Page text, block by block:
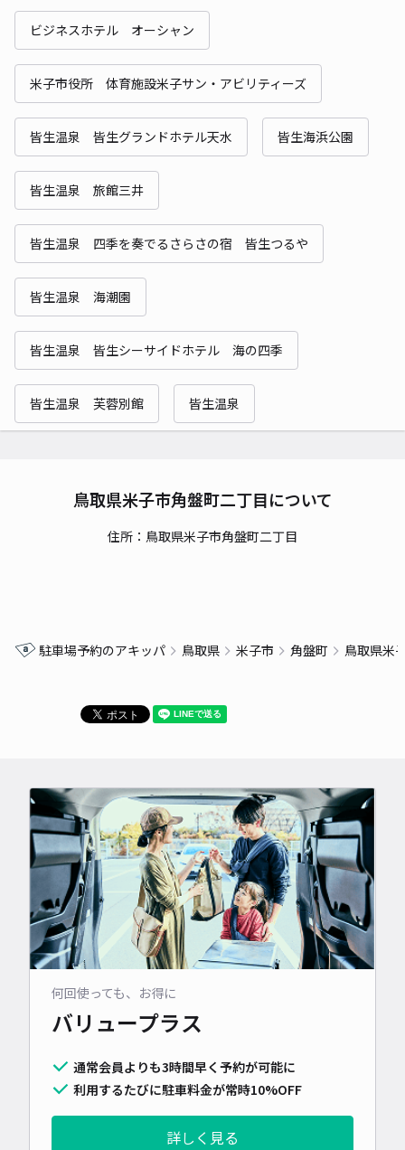
ビジネスホテル オーシャン
米子市役所 体育施設米子サン・アビリティーズ
皆生温泉 皆生グランドホテル天水 皆生海浜公園
皆生温泉 旅館三井
皆生温泉 四季を奏でるさらさの宿 皆生つるや
皆生温泉 海潮園
皆生温泉 皆生シーサイドホテル 海の四季
皆生温泉 芙蓉別館 皆生温泉
鳥取県米子市角盤町二丁目について
住所：鳥取県米子市角盤町二丁目
駐車場予約のアキッパ 鳥取県 米子市 角盤町 鳥取県米
何回使っても、お得に
バリュープラス
通常会員よりも3時間早く予約が可能に
利用するたびに駐車料金が常時10%OFF
詳しく見る